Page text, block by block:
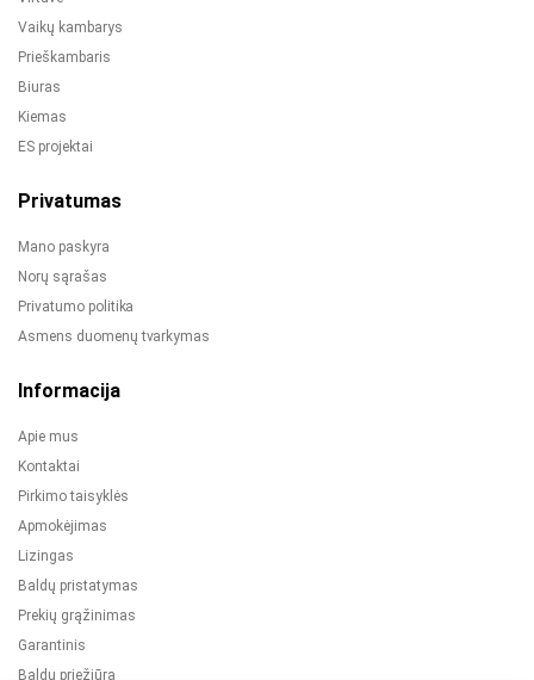
Vaikų kambarys
Prieškambaris
Biuras
Kiemas
ES projektai
Privatumas
Mano paskyra
Norų sąrašas
Privatumo politika
Asmens duomenų tvarkymas
Informacija
Apie mus
Kontaktai
Pirkimo taisyklės
Apmokėjimas
Lizingas
Baldų pristatymas
Prekių grąžinimas
Garantinis
Baldų priežiūra